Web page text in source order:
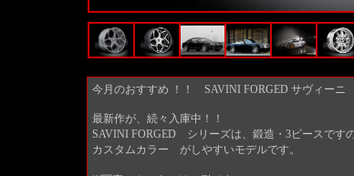
今月のおすすめ ！！ SAVINI FORGED サヴィーニ
最新作が、続々入庫中！！
SAVINI FORGED シリーズは、鍛造・3ピースですの
カスタムカラー がしやすいモデルです。